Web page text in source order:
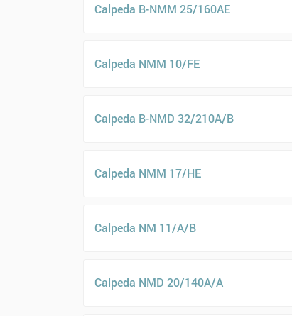
Calpeda B-NMM 25/160AE
Calpeda NMM 10/FE
Calpeda B-NMD 32/210A/B
Calpeda NMM 17/HE
Calpeda NM 11/A/B
Calpeda NMD 20/140A/A